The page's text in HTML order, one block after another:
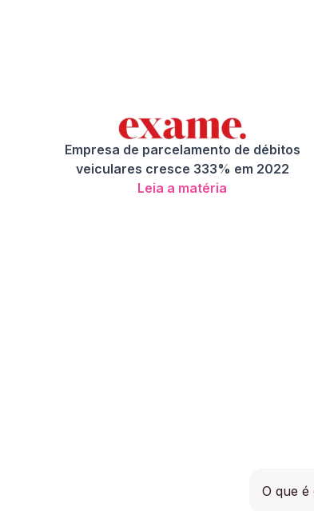
Empresa de parcelamento de débitos
veiculares cresce 333% em 2022
Leia a matéria
O que é